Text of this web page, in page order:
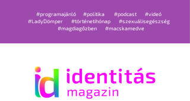
#programajánló #politika #podcast
#videó
#LadyDömper
#történetihónap
#szexuálisegészség
#magdiagőzben
#macskamedve